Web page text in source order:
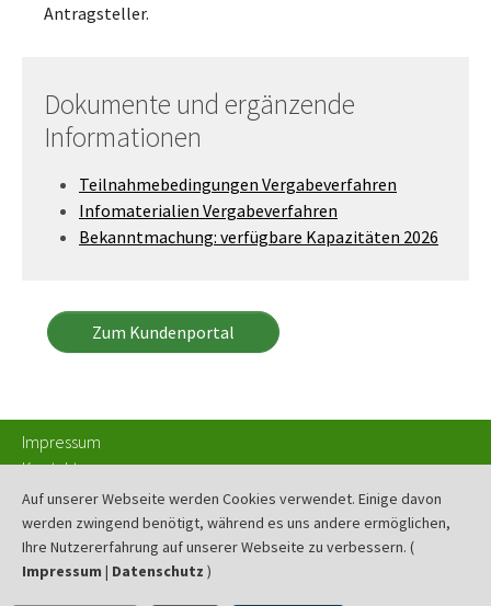
Antragsteller.
Dokumente und ergänzende
Informationen
Teilnahmebedingungen Vergabeverfahren
Infomaterialien Vergabeverfahren
Bekanntmachung: verfügbare Kapazitäten 2026
Zum Kundenportal
Impressum
Kontakt
Datenschutz
Disclaimer
Beschwerde & Schlichtung
Medienservice
Auf unserer Webseite werden Cookies verwendet. Einige davon
werden zwingend benötigt, während es uns andere ermöglichen,
Ihre Nutzererfahrung auf unserer Webseite zu verbessern. (
Impressum | Datenschutz )